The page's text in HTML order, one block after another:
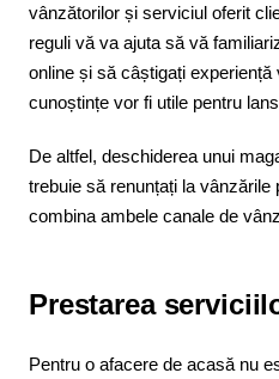
vânzătorilor și serviciul oferit
reguli vă va ajuta să vă
online și să câștigați
cunoștințe vor fi utile pentru
De altfel, deschiderea unui
trebuie să renunțați la
combina ambele canale de
Prestarea
Pentru o afacere de acasă nu